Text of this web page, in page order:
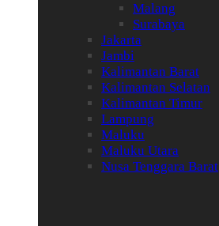
Malang
Surabaya
Jakarta
Jambi
Kalimantan Barat
Kalimantan Selatan
Kalimantan Timur
Lampung
Maluku
Maluku Utara
Nusa Tenggara Barat